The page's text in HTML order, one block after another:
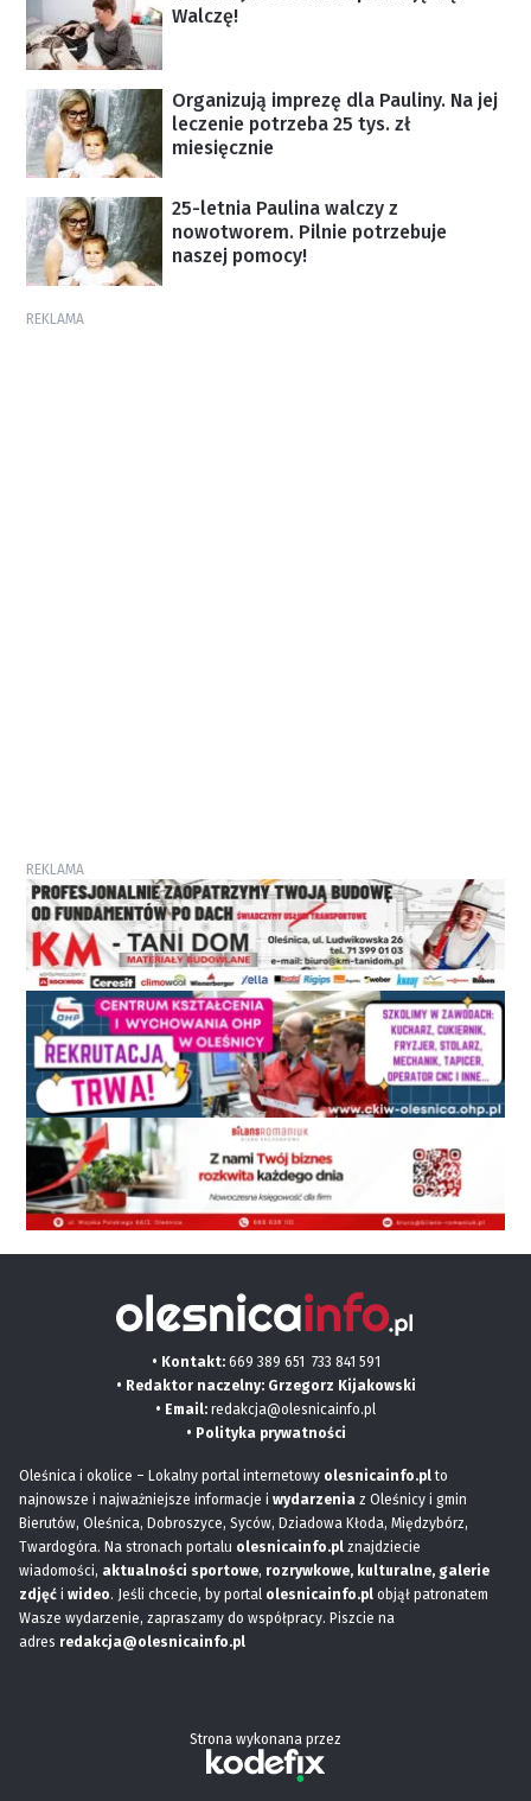
Walczę!
Organizują imprezę dla Pauliny. Na jej
leczenie potrzeba 25 tys. zł
miesięcznie
25-letnia Paulina walczy z
nowotworem. Pilnie potrzebuje
naszej pomocy!
REKLAMA
REKLAMA
• Kontakt: 669 389 651 733 841 591
• Redaktor naczelny: Grzegorz Kijakowski
• Email: redakcja@olesnicainfo.pl
• Polityka prywatności
Oleśnica i okolice – Lokalny portal internetowy olesnicainfo.plto
najnowsze i najważniejsze informacje i wydarzenia z Oleśnicy i gmin
Bierutów, Oleśnica, Dobroszyce, Syców, Dziadowa Kłoda, Międzybórz,
Twardogóra. Na stronach portalu olesnicainfo.pl znajdziecie
wiadomości, aktualności sportowe, rozrywkowe, kulturalne, galerie
zdjęć i wideo. Jeśli chcecie, by portal olesnicainfo.pl objął patronatem
Wasze wydarzenie, zapraszamy do współpracy. Piszcie na
adres redakcja@olesnicainfo.pl
Strona wykonana przez